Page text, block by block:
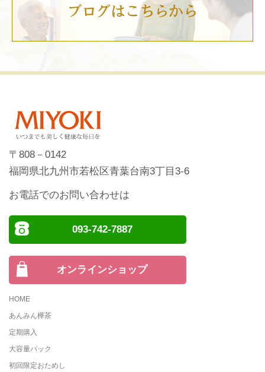
〒808－0142
福岡県北九州市若松区青葉台南3丁目3-6
お電話でのお問い合わせは
093-742-7887
オンラインショップ
HOME
あんみん樺茶
定期購入
大容量パック
初回限定おためし